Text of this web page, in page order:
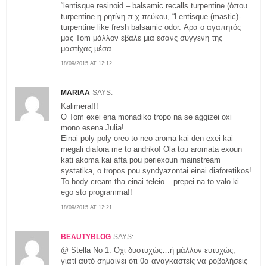
18/09/2015 AT 12:12
“lentisque resinoid – balsamic recalls turpentine (όπου
turpentine η ρητίνη π.χ πεύκου, “Lentisque (mastic)-
turpentine like fresh balsamic odor. Αρα ο αγαπητός
μας Tom μάλλον εβαλε μια εσανς συγγενη της
μαστίχας μέσα….
MARIAA SAYS:
18/09/2015 AT 12:21
Kalimera!!!
O Tom exei ena monadiko tropo na se aggizei oxi
mono esena Julia!
Einai poly poly oreo to neo aroma kai den exei kai
megali diafora me to andriko! Ola tou aromata exoun
kati akoma kai afta pou periexoun mainstream
systatika, o tropos pou syndyazontai einai diaforetikos!
To body cream tha einai teleio – prepei na to valo ki
ego sto programma!!
BEAUTYBLOG SAYS:
@ Stella No 1: Οχι δυστυχώς…ή μάλλον ευτυχώς,
γιατί αυτό σημαίνει ότι θα αναγκαστείς να ροβολήσεις